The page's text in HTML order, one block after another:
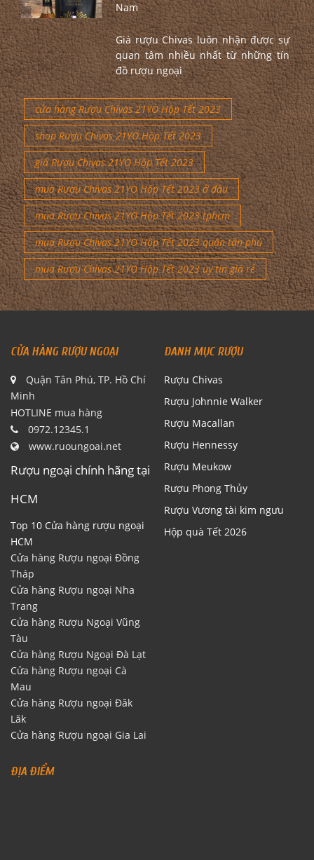
Nam
Giá rượu Chivas luôn nhận được sự
quan tâm nhiều nhất từ những tín
đồ rượu ngoại
cửa hàng Rượu Chivas 21YO Hộp Tết 2023
shop Rượu Chivas 21YO Hộp Tết 2023
giá Rượu Chivas 21YO Hộp Tết 2023
mua Rượu Chivas 21YO Hộp Tết 2023 ở đâu
mua Rượu Chivas 21YO Hộp Tết 2023 tphcm
mua Rượu Chivas 21YO Hộp Tết 2023 quận tân phú
mua Rượu Chivas 21YO Hộp Tết 2023 uy tín giá rẻ
CỬA HÀNG RƯỢU NGOẠI
Quận Tân Phú, TP. Hồ Chí
Minh
HOTLINE mua hàng
0972.12345.1
www.ruoungoai.net
Rượu ngoại chính hãng tại
HCM
Top 10 Cửa hàng rượu ngoại
HCM
Cửa hàng Rượu ngoại Đồng
Tháp
Cửa hàng Rượu ngoại Nha
Trang
Cửa hàng Rượu Ngoại Vũng
Tàu
Cửa hàng Rượu Ngoại Đà Lạt
Cửa hàng Rượu ngoại Cà
Mau
Cửa hàng Rượu ngoại Đăk
Lăk
Cửa hàng Rượu ngoại Gia Lai
DANH MỤC RƯỢU
Rượu Chivas
Rượu Johnnie Walker
Rượu Macallan
Rượu Hennessy
Rượu Meukow
Rượu Phong Thủy
Rượu Vương tài kim ngưu
Hộp quà Tết 2026
ĐỊA ĐIỂM